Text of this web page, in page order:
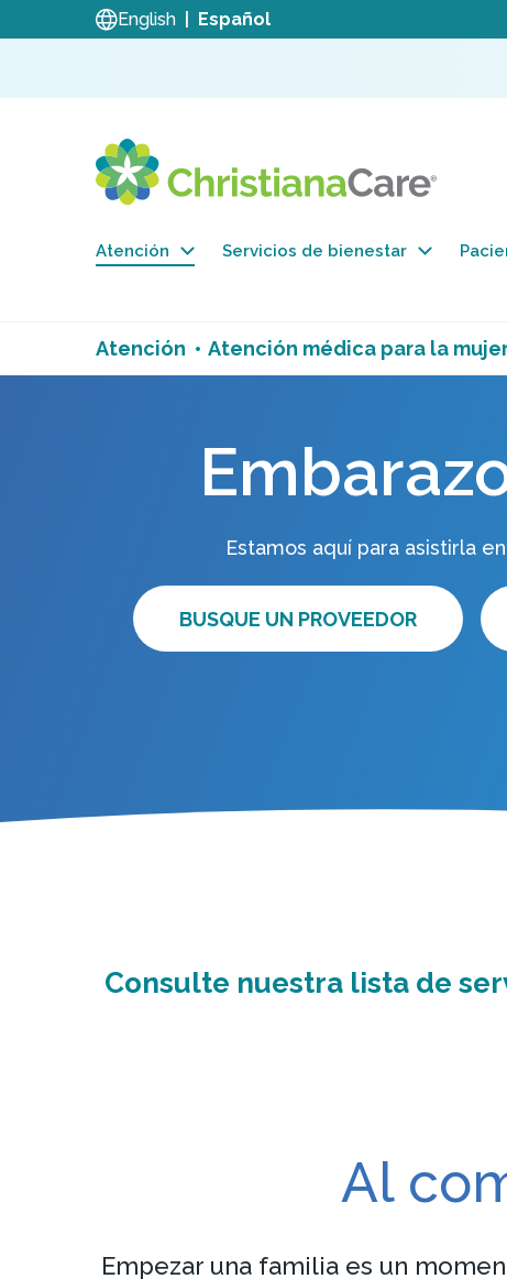
English Español
Atención Servicios de bienestar
Atención Atención médica para la
Estamos aquí para asistirla
BUSQUE UN PROVEEDOR
Consulte nuestra lista de
Al
Empezar una familia es un